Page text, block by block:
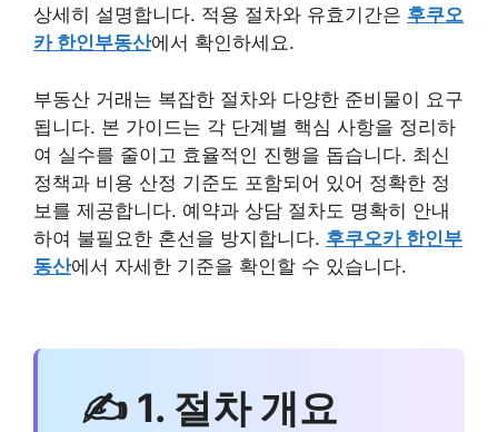
상세히 설명합니다. 적용 절차와 유효기간은 후쿠오
카 한인부동산에서 확인하세요.
부동산 거래는 복잡한 절차와 다양한 준비물이 요구
됩니다. 본 가이드는 각 단계별 핵심 사항을 정리하
여 실수를 줄이고 효율적인 진행을 돕습니다. 최신
정책과 비용 산정 기준도 포함되어 있어 정확한 정
보를 제공합니다. 예약과 상담 절차도 명확히 안내
하여 불필요한 혼선을 방지합니다. 후쿠오카 한인부
동산에서 자세한 기준을 확인할 수 있습니다.
✍ 1. 절차 개요